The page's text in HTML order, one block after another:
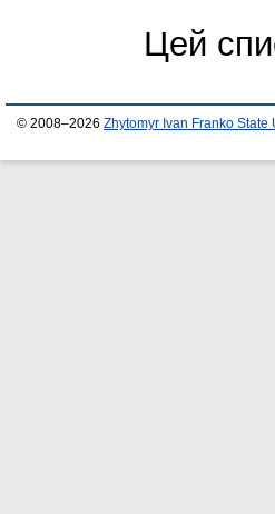
Цей
© 2008–2026 Zhytomyr Ivan Franko State